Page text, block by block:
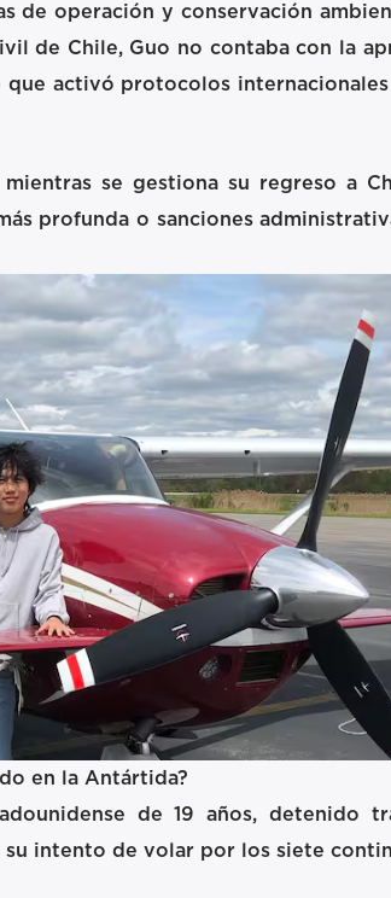
de operación y conservación
de Chile, Guo no contaba con la
activó protocolos
se gestiona su regreso a
profunda o sanciones
en la Antártida?
de 19 años, detenido
intento de volar por los siete